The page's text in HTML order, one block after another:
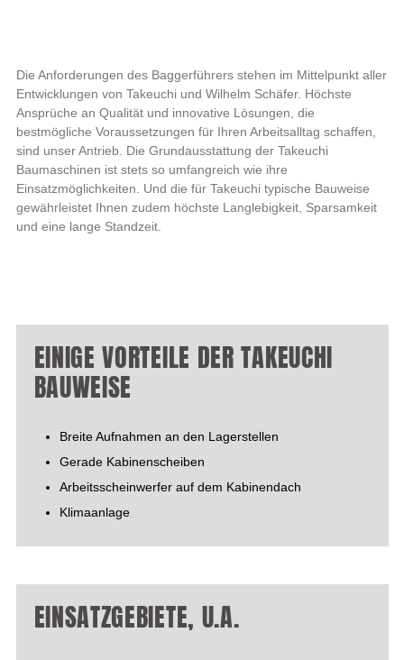
Die Anforderungen des Baggerführers stehen im Mittelpunkt aller
Entwicklungen von Takeuchi und Wilhelm Schäfer. Höchste
Ansprüche an Qualität und innovative Lösungen, die
bestmögliche Voraussetzungen für Ihren Arbeitsalltag schaffen,
sind unser Antrieb. Die Grundausstattung der Takeuchi
Baumaschinen ist stets so umfangreich wie ihre
Einsatzmöglichkeiten. Und die für Takeuchi typische Bauweise
gewährleistet Ihnen zudem höchste Langlebigkeit, Sparsamkeit
und eine lange Standzeit.
EINIGE VORTEILE DER TAKEUCHI
BAUWEISE
Breite Aufnahmen an den Lagerstellen
Gerade Kabinenscheiben
Arbeitsscheinwerfer auf dem Kabinendach
Klimaanlage
EINSATZGEBIETE, U.A.